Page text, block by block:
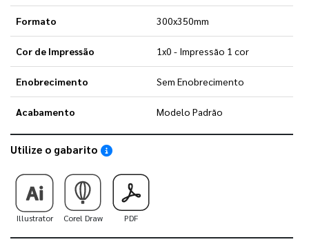
Formato 300x350mm
Cor de Impressão 1x0 - Impressão 1 cor
Enobrecimento Sem Enobrecimento
Acabamento Modelo Padrão
Utilize o gabarito Saiba como utilizar os nossos gabaritos
Illustrator Corel Draw PDF